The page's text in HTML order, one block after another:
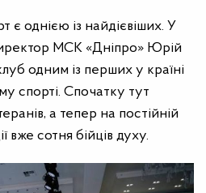
є однією із найдієвіших. У
MСК «Дніпро» Юрій
одним із перших у країні
спорті. Спочатку тут
а тепер на постійній
вже сотня бійців духу.